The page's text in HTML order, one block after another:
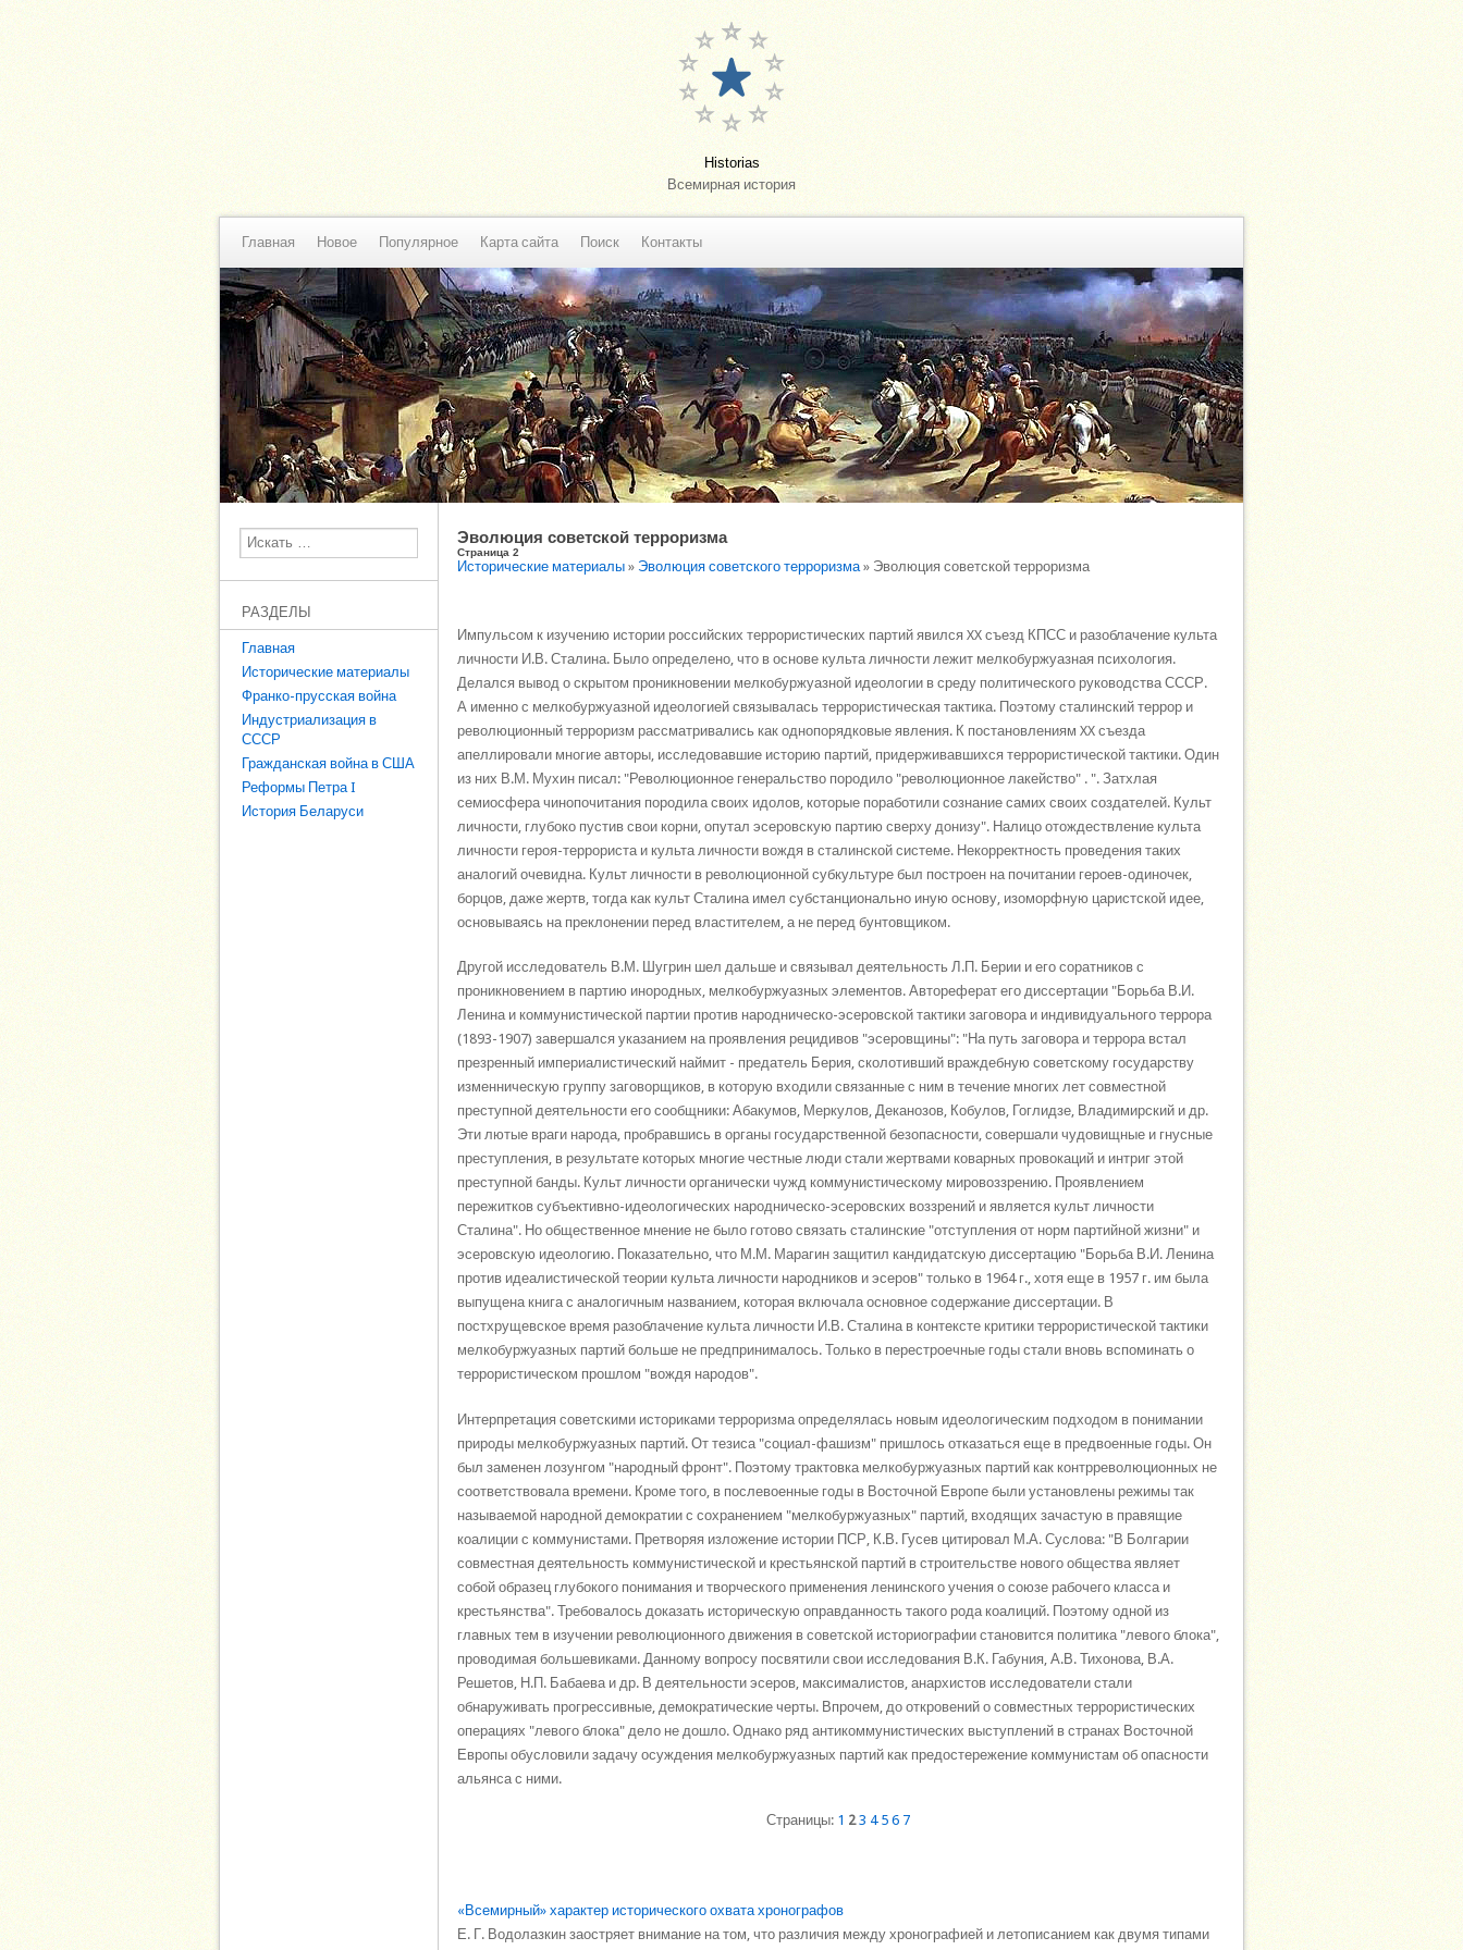
Historias
Всемирная история
Главная Новое Популярное Карта сайта Поиск Контакты
Поиск
РАЗДЕЛЫ
Главная
Исторические материалы
Франко-прусская война
Индустриализация в
СССР
Гражданская война в США
Реформы Петра I
История Беларуси
Эволюция советской терроризма
Страница 2
Исторические материалы » Эволюция советского терроризма» Эволюция советской терроризма
Импульсом к изучению истории российских террористических партий явился XX съезд КПСС и разоблачение культа
личности И.В. Сталина. Было определено, что в основе культа личности лежит мелкобуржуазная психология.
Делался вывод о скрытом проникновении мелкобуржуазной идеологии в среду политического руководства СССР.
А именно с мелкобуржуазной идеологией связывалась террористическая тактика. Поэтому сталинский террор и
революционный терроризм рассматривались как однопорядковые явления. К постановлениям XX съезда
апеллировали многие авторы, исследовавшие историю партий, придерживавшихся террористической тактики. Один
из них В.М. Мухин писал: "Революционное генеральство породило "революционное лакейство" . ". Затхлая
семиосфера чинопочитания породила своих идолов, которые поработили сознание самих своих создателей. Культ
личности, глубоко пустив свои корни, опутал эсеровскую партию сверху донизу". Налицо отождествление культа
личности героя-террориста и культа личности вождя в сталинской системе. Некорректность проведения таких
аналогий очевидна. Культ личности в революционной субкультуре был построен на почитании героев-одиночек,
борцов, даже жертв, тогда как культ Сталина имел субстанционально иную основу, изоморфную царистской идее,
основываясь на преклонении перед властителем, а не перед бунтовщиком.
Другой исследователь В.М. Шугрин шел дальше и связывал деятельность Л.П. Берии и его соратников с
проникновением в партию инородных, мелкобуржуазных элементов. Автореферат его диссертации "Борьба В.И.
Ленина и коммунистической партии против народническо-эсеровской тактики заговора и индивидуального террора
(1893-1907) завершался указанием на проявления рецидивов "эсеровщины": "На путь заговора и террора встал
презренный империалистический наймит - предатель Берия, сколотивший враждебную советскому государству
изменническую группу заговорщиков, в которую входили связанные с ним в течение многих лет совместной
преступной деятельности его сообщники: Абакумов, Меркулов, Деканозов, Кобулов, Гоглидзе, Владимирский и др.
Эти лютые враги народа, пробравшись в органы государственной безопасности, совершали чудовищные и гнусные
преступления, в результате которых многие честные люди стали жертвами коварных провокаций и интриг этой
преступной банды. Культ личности органически чужд коммунистическому мировоззрению. Проявлением
пережитков субъективно-идеологических народническо-эсеровских воззрений и является культ личности
Сталина". Но общественное мнение не было готово связать сталинские "отступления от норм партийной жизни" и
эсеровскую идеологию. Показательно, что М.М. Марагин защитил кандидатскую диссертацию "Борьба В.И. Ленина
против идеалистической теории культа личности народников и эсеров" только в 1964 г., хотя еще в 1957 г. им была
выпущена книга с аналогичным названием, которая включала основное содержание диссертации. В
постхрущевское время разоблачение культа личности И.В. Сталина в контексте критики террористической тактики
мелкобуржуазных партий больше не предпринималось. Только в перестроечные годы стали вновь вспоминать о
террористическом прошлом "вождя народов".
Интерпретация советскими историками терроризма определялась новым идеологическим подходом в понимании
природы мелкобуржуазных партий. От тезиса "социал-фашизм" пришлось отказаться еще в предвоенные годы. Он
был заменен лозунгом "народный фронт". Поэтому трактовка мелкобуржуазных партий как контрреволюционных не
соответствовала времени. Кроме того, в послевоенные годы в Восточной Европе были установлены режимы так
называемой народной демократии с сохранением "мелкобуржуазных" партий, входящих зачастую в правящие
коалиции с коммунистами. Претворяя изложение истории ПСР, К.В. Гусев цитировал М.А. Суслова: "В Болгарии
совместная деятельность коммунистической и крестьянской партий в строительстве нового общества являет
собой образец глубокого понимания и творческого применения ленинского учения о союзе рабочего класса и
крестьянства". Требовалось доказать историческую оправданность такого рода коалиций. Поэтому одной из
главных тем в изучении революционного движения в советской историографии становится политика "левого блока",
проводимая большевиками. Данному вопросу посвятили свои исследования В.К. Габуния, А.В. Тихонова, В.А.
Решетов, Н.П. Бабаева и др. В деятельности эсеров, максималистов, анархистов исследователи стали
обнаруживать прогрессивные, демократические черты. Впрочем, до откровений о совместных террористических
операциях "левого блока" дело не дошло. Однако ряд антикоммунистических выступлений в странах Восточной
Европы обусловили задачу осуждения мелкобуржуазных партий как предостережение коммунистам об опасности
альянса с ними.
Страницы: 1 2 3 4 5 6 7
«Всемирный» характер исторического охвата хронографов
Е. Г. Водолазкин заостряет внимание на том, что различия между хронографией и летописанием как двумя типами